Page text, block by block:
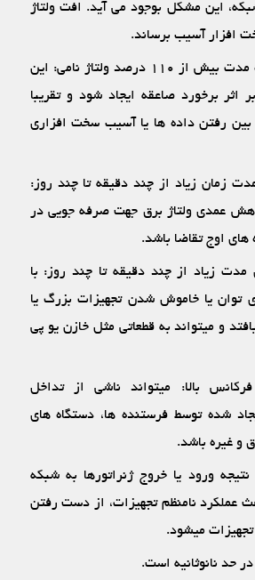
این مشکل بوجود می ‏آید. افت ولتاژ
‏افزار آسیب برساند.
افزایش ولتاژ کوتاه‏ مدت بیش از ۱۱۰ درصد ولتاژ نامی: این
برخورد صاعقه ایجاد شود و تقریبا
رفتن داده ‏ها یا آسیب سخت ‏افزاری
زمان زیاد از چند دقیقه تا چند روز:
عمدی ولتاژ برق جهت صرفه‏ جویی در
اوج تقاضا باشد.
مدت زیاد از چند دقیقه تا چند روز: با
توان یا خاموش شدن تجهیزات بزرگ یا
و می‏تواند به قطعاتی مثل خازن یو پی
بالا: می‏تواند ناشی از تداخل
شده توسط فرستنده ‏ها، دستگاه‏ های
و غیره باشد.
ورود یا خروج ژنراتورها به شبکه
عملکرد نامنظم تجهیزات، از دست رفتن
می‏شود.
حد نانوثانیه است.